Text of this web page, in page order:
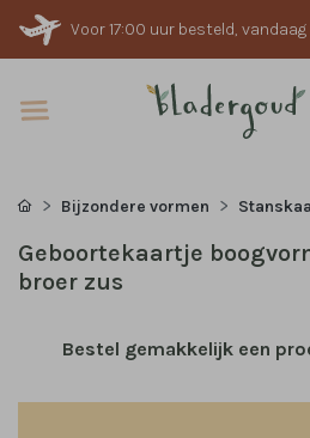
Voor 17:00 uur besteld,
Bijzondere vormen
Geboortekaartje
broer zus
Bestel gemakkelijk een